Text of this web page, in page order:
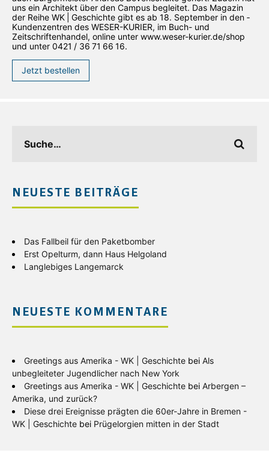
uns ein Architekt über den Campus begleitet. Das Magazin
der Reihe WK | Geschichte gibt es ab 18. September in den ­
Kundenzentren des WESER-­KURIER, im Buch- und
Zeitschriftenhandel, online unter www.weser-kurier.de/shop
und unter 0421 / 36 71 66 16.
Jetzt bestellen
NEUESTE BEITRÄGE
Das Fallbeil für den Paketbomber
Erst Opelturm, dann Haus Helgoland
Langlebiges Langemarck
NEUESTE KOMMENTARE
Greetings aus Amerika - WK | Geschichte bei Als
unbegleiteter Jugendlicher nach New York
Greetings aus Amerika - WK | Geschichte bei Arbergen –
Amerika, und zurück?
Diese drei Ereignisse prägten die 60er-Jahre in Bremen -
WK | Geschichte bei Prügelorgien mitten in der Stadt